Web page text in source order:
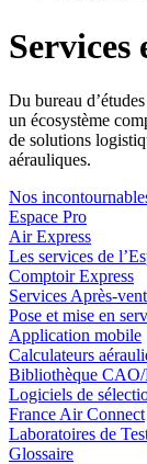
Services
Du bureau
un écosystème
de solutions
aérauliques.
Nos
Espace Pro
Air Express
Les services de
Comptoir Express
Services Après-
Pose et mise en
Application mobile
Calculateurs
Bibliothèque
Logiciels de
France Air Connect
Laboratoires de
Glossaire